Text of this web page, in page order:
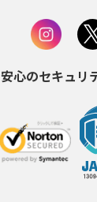
安心のセキュリ